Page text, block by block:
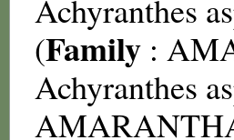
Achyranthes
(Family :
Achyranthes